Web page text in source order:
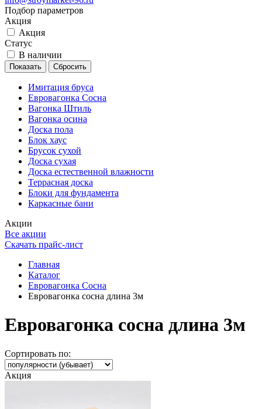
Подбор параметров
Акция
Акция
Статус
В наличии
Имитация бруса
Евровагонка Сосна
Вагонка Штиль
Вагонка осина
Доска пола
Блок хаус
Брусок сухой
Доска сухая
Доска естественной влажности
Террасная доска
Блоки для фундамента
Каркасные бани
Акции
Все акции
Скачать прайс-лист
Главная
Каталог
Евровагонка Сосна
Евровагонка сосна длина 3м
Евровагонка сосна длина 3м
Сортировать по:
Акция